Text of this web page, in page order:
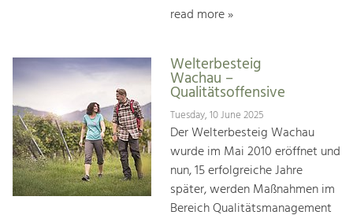
read more »
Welterbesteig
Wachau –
Qualitätsoffensive
Tuesday, 10 June 2025
Der Welterbesteig Wachau
wurde im Mai 2010 eröffnet und
nun, 15 erfolgreiche Jahre
später, werden Maßnahmen im
Bereich Qualitätsmanagement